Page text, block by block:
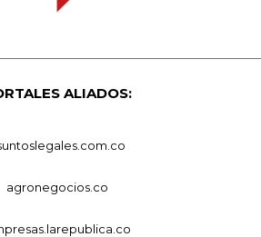
ALIADOS:
agronegocios.co